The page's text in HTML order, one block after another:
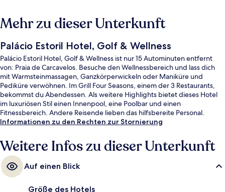
Mehr zu dieser Unterkunft
Palácio Estoril Hotel, Golf & Wellness
Palácio Estoril Hotel, Golf & Wellness ist nur 15 Autominuten entfernt
von: Praia de Carcavelos. Besuche den Wellnessbereich und lass dich
mit Warmsteinmassagen, Ganzkörperwickeln oder Maniküre und
Pediküre verwöhnen. Im Grill Four Seasons, einem der 3 Restaurants,
bekommst du Abendessen. Als weitere Highlights bietet dieses Hotel
im luxuriösen Stil einen Innenpool, eine Poolbar und einen
Fitnessbereich. Andere Reisende lieben das hilfsbereite Personal.
Informationen zu den Rechten zur Stornierung
Weitere Infos zu dieser Unterkunft
Auf einen Blick
Größe des Hotels